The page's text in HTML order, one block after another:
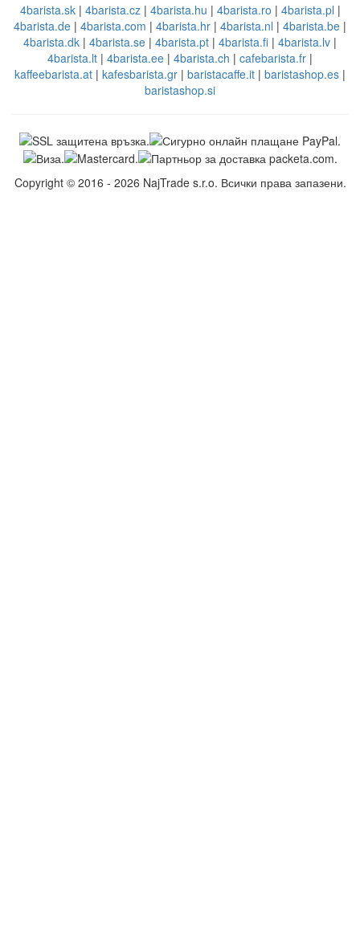
4barista.sk| 4barista.cz| 4barista.hu | 4barista.ro | 4barista.pl |
4barista.de | 4barista.com | 4barista.hr | 4barista.nl | 4barista.be |
4barista.dk | 4barista.se | 4barista.pt | 4barista.fi | 4barista.lv |
4barista.lt | 4barista.ee | 4barista.ch | cafebarista.fr |
kaffeebarista.at | kafesbarista.gr | baristacaffe.it | baristashop.es |
baristashop.si
Copyright © 2016 - 2026 NajTrade s.r.o. Всички права запазени.